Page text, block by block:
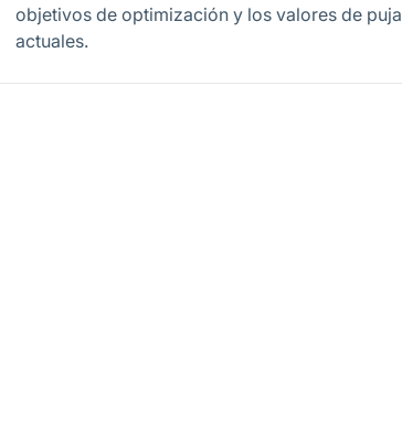
objetivos de optimización y los valores de puja
actuales.